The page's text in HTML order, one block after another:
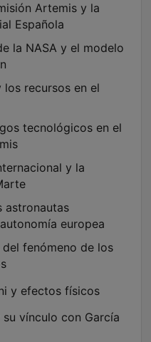
Artemis y la
Española
la NASA y el modelo
los recursos en el
tecnológicos en el
y la
astronautas
europea
fenómeno de los
y efectos físicos
su vínculo con García